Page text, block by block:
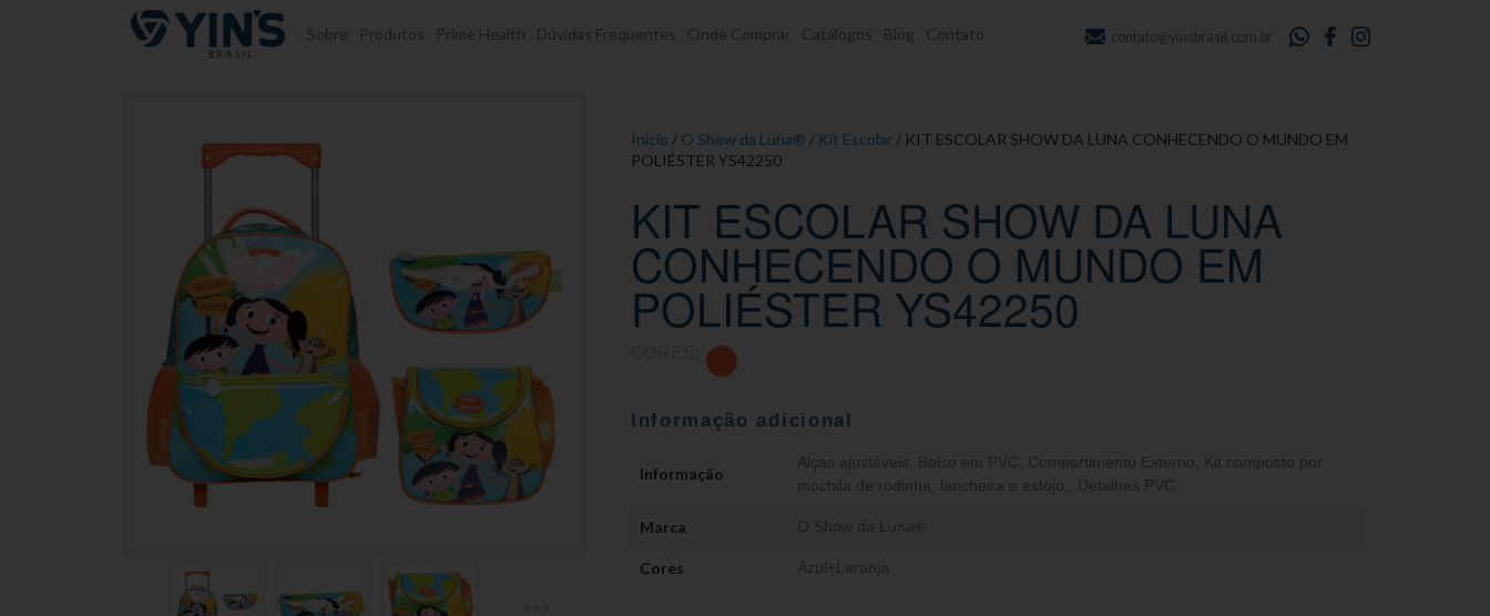
Pular para o conteúdo Sobre Produtos Prime Health Dúvidas Frequentes Onde Comprar Catálogos Blog Contato contato@yinsbrasil.com.br
Início / O Show da Luna® / Kit Escolar / KIT ESCOLAR SHOW DA LUNA CONHECENDO O MUNDO EM
POLIÉSTER YS42250
KIT ESCOLAR SHOW DA LUNA
CONHECENDO O MUNDO EM
POLIÉSTER YS42250
Informação adicional
Informação
Alças ajustáveis Bolso em PVC Compartimento Externo
Kit composto por
mochila de rodinha, lancheira e estojo.
Detalhes PVC
Marca O Show da Luna®
Cores Azul+Laranja